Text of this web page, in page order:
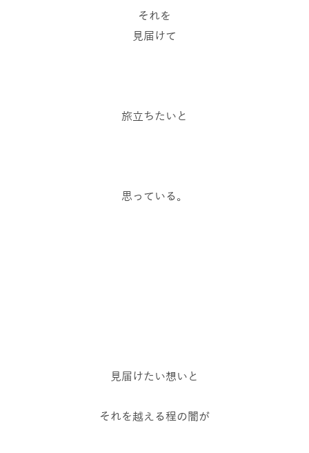
それを
見届けて
旅立ちたいと
思っている。
見届けたい想いと
それを越える程の闇が